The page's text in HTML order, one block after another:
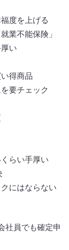
度を上げる
業不能保険」
い
得商品
要チェック
らい手厚い
にはならない
社員でも確定申